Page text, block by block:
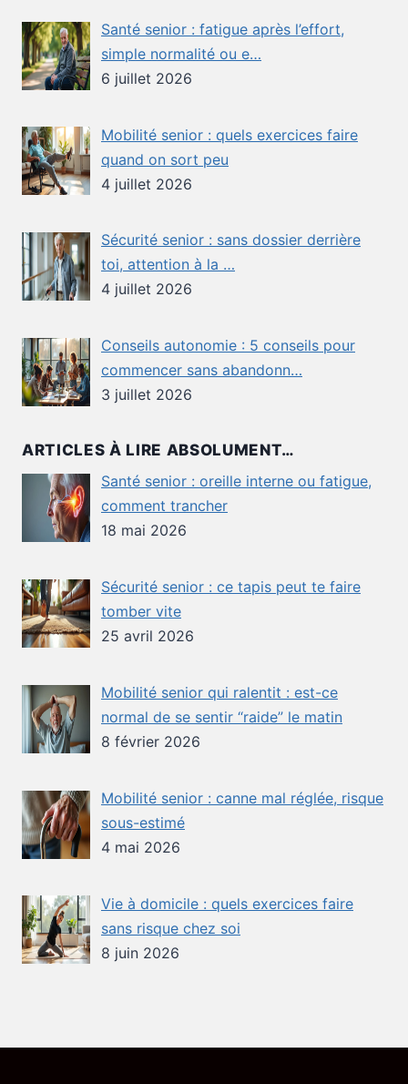
Santé senior : fatigue après l’effort,
simple normalité ou e…
6 juillet 2026
Mobilité senior : quels exercices faire
quand on sort peu
4 juillet 2026
Sécurité senior : sans dossier derrière
toi, attention à la …
4 juillet 2026
Conseils autonomie : 5 conseils pour
commencer sans abandonn…
3 juillet 2026
ARTICLES À LIRE ABSOLUMENT…
Santé senior : oreille interne ou fatigue,
comment trancher
18 mai 2026
Sécurité senior : ce tapis peut te faire
tomber vite
25 avril 2026
Mobilité senior qui ralentit : est-ce
normal de se sentir “raide” le matin
8 février 2026
Mobilité senior : canne mal réglée, risque
sous-estimé
4 mai 2026
Vie à domicile : quels exercices faire
sans risque chez soi
8 juin 2026